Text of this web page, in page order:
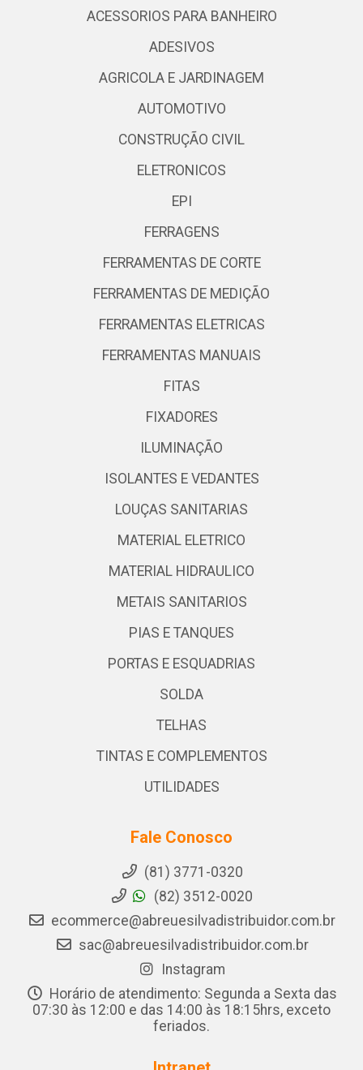
ACESSORIOS PARA BANHEIRO
ADESIVOS
AGRICOLA E JARDINAGEM
AUTOMOTIVO
CONSTRUÇÃO CIVIL
ELETRONICOS
EPI
FERRAGENS
FERRAMENTAS DE CORTE
FERRAMENTAS DE MEDIÇÃO
FERRAMENTAS ELETRICAS
FERRAMENTAS MANUAIS
FITAS
FIXADORES
ILUMINAÇÃO
ISOLANTES E VEDANTES
LOUÇAS SANITARIAS
MATERIAL ELETRICO
MATERIAL HIDRAULICO
METAIS SANITARIOS
PIAS E TANQUES
PORTAS E ESQUADRIAS
SOLDA
TELHAS
TINTAS E COMPLEMENTOS
UTILIDADES
Fale Conosco
(81) 3771-0320
(82) 3512-0020
ecommerce@abreuesilvadistribuidor.com.br
sac@abreuesilvadistribuidor.com.br
Instagram
Horário de atendimento: Segunda a Sexta das
07:30 às 12:00 e das 14:00 às 18:15hrs, exceto
feriados.